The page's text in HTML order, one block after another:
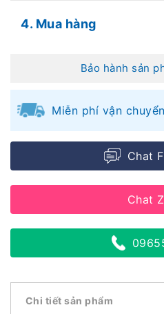
4. Mua hàng
Bảo hành sản
Miễn phí vận
Chat
Chat
Chi tiết sản phẩm